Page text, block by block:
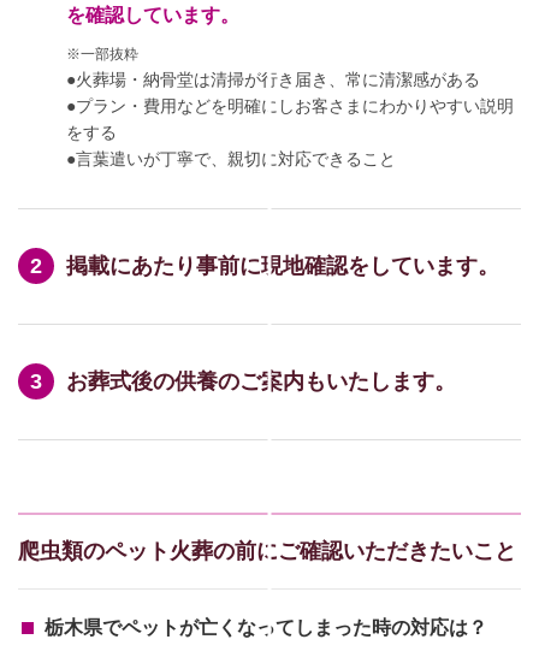
を確認しています。
※一部抜粋
●火葬場・納骨堂は清掃が行き届き、常に清潔感がある
●プラン・費用などを明確にしお客さまにわかりやすい説明
をする
●言葉遣いが丁寧で、親切に対応できること
掲載にあたり事前に現地確認をしています。
お葬式後の供養のご案内もいたします。
爬虫類のペット火葬の前にご確認いただきたいこと
栃木県でペットが亡くなってしまった時の対応は？